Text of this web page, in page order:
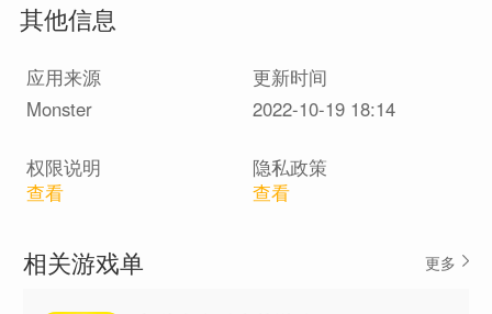
流。在这款游戏里，你可以扮演宇航员或者内鬼两
完成各种任务，躲避破坏者的伤害，保护太空基
地。破坏者要混入宇航员的队伍，趁机破坏基地，
除此之外，这款游戏有丰富的实时语音交流，可以
通过网络和不同地方的人一起合作，共同完成任
其他信息
应用来源
更新时间
Monster
2022-10-19 18:14
权限说明
查看
隐私政策
查看
相关游戏单 更多